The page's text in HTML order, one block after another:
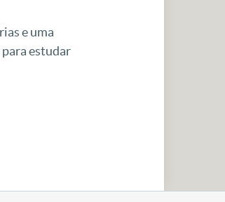
e uma
para estudar